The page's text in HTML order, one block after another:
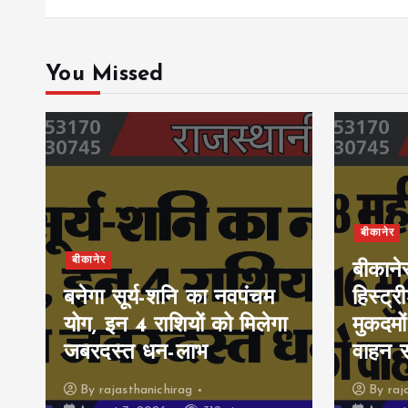
You Missed
बीकानेर
बनेगा सूर्य-शनि का नवपंचम
योग, इन 4 राशियों को मिलेगा
जबरदस्त धन-लाभ
By rajasthanichirag
बीकानेर
वाहन
By